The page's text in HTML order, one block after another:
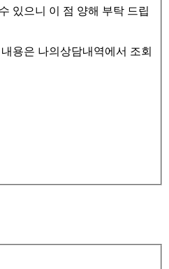
있으니 이 점 양해 부탁 드립
용은 나의상담내역에서 조회